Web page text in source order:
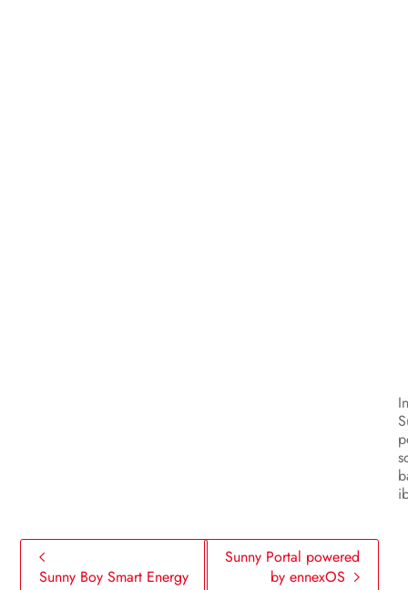
Sunny Boy Smart Energy
Sunny Portal powered
by ennexOS